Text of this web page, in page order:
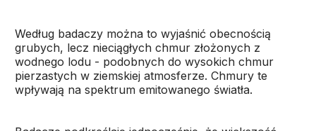
Według badaczy można to wyjaśnić obecnością
grubych, lecz nieciągłych chmur złożonych z
wodnego lodu - podobnych do wysokich chmur
pierzastych w ziemskiej atmosferze. Chmury te
wpływają na spektrum emitowanego światła.